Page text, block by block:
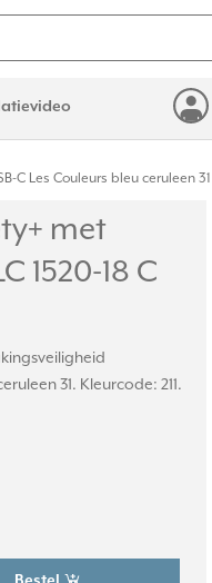
Les Couleurs bleu ceruleen 31
met
1520-18 C
31. Kleurcode: 211.